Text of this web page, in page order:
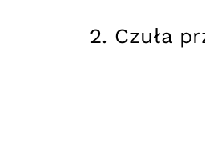
2. Czuła